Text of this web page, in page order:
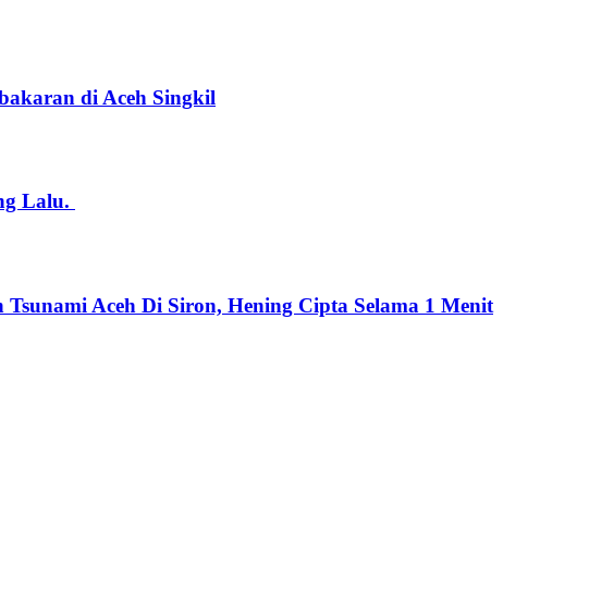
di Aceh Singkil
Lalu.
Aceh Di Siron, Hening Cipta Selama 1 Menit